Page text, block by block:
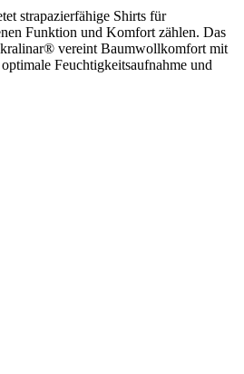
strapazierfähige Shirts für
Funktion und Komfort zählen. Das
vereint Baumwollkomfort mit
Feuchtigkeitsaufnahme und